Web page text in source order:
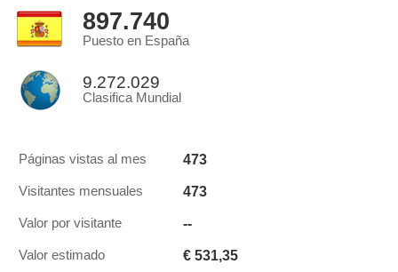
897.740
Puesto en España
9.272.029
Clasifica Mundial
Páginas vistas al mes 473
Visitantes mensuales 473
Valor por visitante --
Valor estimado € 531,35